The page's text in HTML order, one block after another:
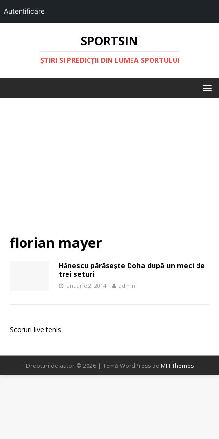
Autentificare
SPORTSIN
ŞTIRI SI PREDICŢII DIN LUMEA SPORTULUI
florian mayer
Hănescu părăseşte Doha după un meci de
trei seturi
ianuarie 2, 2014 admin
Scoruri live tenis
Drepturi de autor © 2026 | Temă WordPress de MH Themes